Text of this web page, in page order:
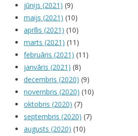
jūnijs (2021) (9)
maijs (2021) (10)
aprīlis (2021) (10)
marts (2021) (11)
februāris (2021) (11)
janvāris (2021) (8)
decembris (2020) (9)
novembris (2020) (10)
oktobris (2020) (7)
septembris (2020) (7)
augusts (2020) (10)